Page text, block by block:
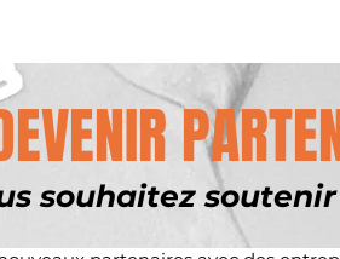
souhaitez